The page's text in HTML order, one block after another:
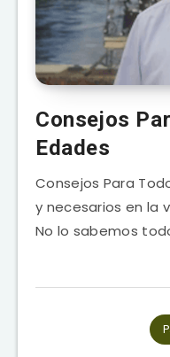
Consejos
Edades
Consejos Para
y necesarios en la
No lo sabemos